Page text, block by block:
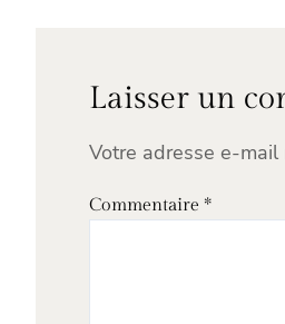
Laisser un
Votre adresse e-
Commentaire *